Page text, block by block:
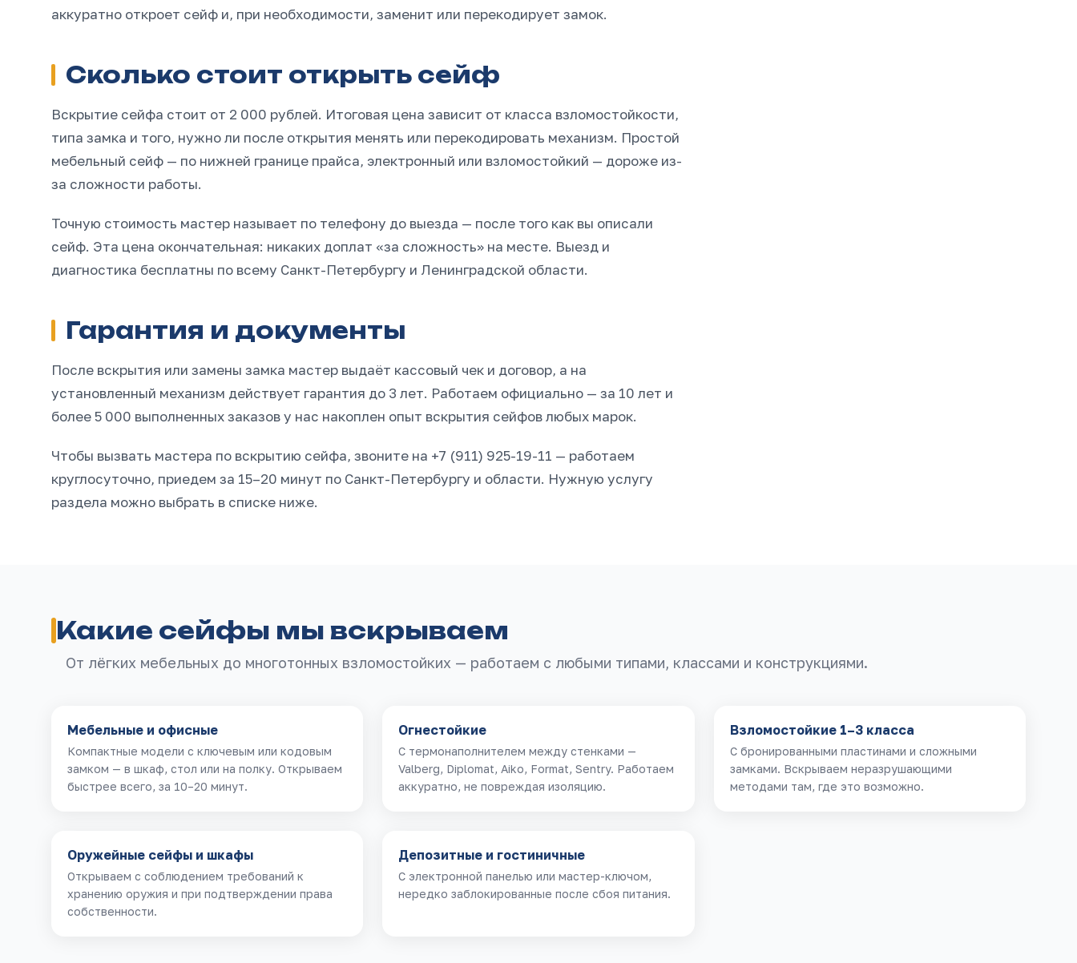
аккуратно откроет сейф и, при необходимости, заменит или перекодирует замок.
Сколько стоит открыть сейф
Вскрытие сейфа стоит от 2 000 рублей. Итоговая цена зависит от класса взломостойкости,
типа замка и того, нужно ли после открытия менять или перекодировать механизм. Простой
мебельный сейф — по нижней границе прайса, электронный или взломостойкий — дороже из-
за сложности работы.
Точную стоимость мастер называет по телефону до выезда — после того как вы описали
сейф. Эта цена окончательная: никаких доплат «за сложность» на месте. Выезд и
диагностика бесплатны по всему Санкт-Петербургу и Ленинградской области.
Гарантия и документы
После вскрытия или замены замка мастер выдаёт кассовый чек и договор, а на
установленный механизм действует гарантия до 3 лет. Работаем официально — за 10 лет и
более 5 000 выполненных заказов у нас накоплен опыт вскрытия сейфов любых марок.
Чтобы вызвать мастера по вскрытию сейфа, звоните на +7 (911) 925-19-11 — работаем
круглосуточно, приедем за 15–20 минут по Санкт-Петербургу и области. Нужную услугу
раздела можно выбрать в списке ниже.
Какие сейфы мы вскрываем
От лёгких мебельных до многотонных взломостойких — работаем с любыми типами, классами и конструкциями.
Мебельные и офисные
Компактные модели с ключевым или кодовым
замком — в шкаф, стол или на полку. Открываем
быстрее всего, за 10–20 минут.
Огнестойкие
С термонаполнителем между стенками —
Valberg, Diplomat, Aiko, Format, Sentry. Работаем
аккуратно, не повреждая изоляцию.
Взломостойкие 1–3 класса
С бронированными пластинами и сложными
замками. Вскрываем неразрушающими
методами там, где это возможно.
Оружейные сейфы и шкафы
Открываем с соблюдением требований к
хранению оружия и при подтверждении права
собственности.
Депозитные и гостиничные
С электронной панелью или мастер-ключом,
нередко заблокированные после сбоя питания.